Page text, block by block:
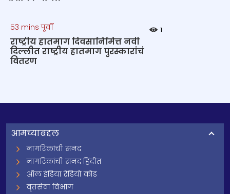
53 mins पूर्वी 1
राष्ट्रीय हातमाग दिवसानिमित्त नवी
दिल्लीत राष्ट्रीय हातमाग पुरस्कारांचं
वितरण
आमच्याबद्दल
नागरिकांची सनद
नागरिकांची सनद हिंदीत
ऑल इंडिया रेडियो कोड
वृत्तसेवा विभाग